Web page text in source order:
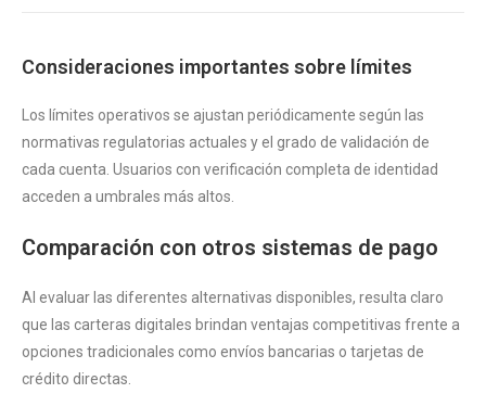
Consideraciones importantes sobre límites
Los límites operativos se ajustan periódicamente según las
normativas regulatorias actuales y el grado de validación de
cada cuenta. Usuarios con verificación completa de identidad
acceden a umbrales más altos.
Comparación con otros sistemas de pago
Al evaluar las diferentes alternativas disponibles, resulta claro
que las carteras digitales brindan ventajas competitivas frente a
opciones tradicionales como envíos bancarias o tarjetas de
crédito directas.